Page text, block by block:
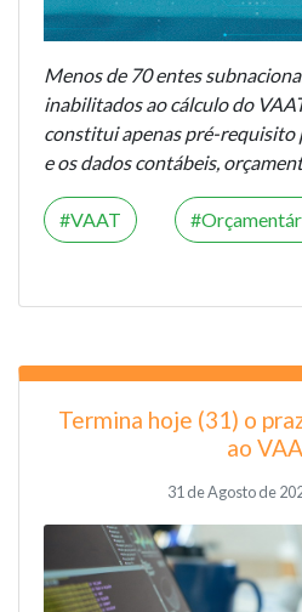
Menos de 70 entes
inabilitados ao cálculo do
constitui apenas pré-requisito
e os dados contábeis,
VAAT
Termina hoje (31) o
ao
31 de Agosto de